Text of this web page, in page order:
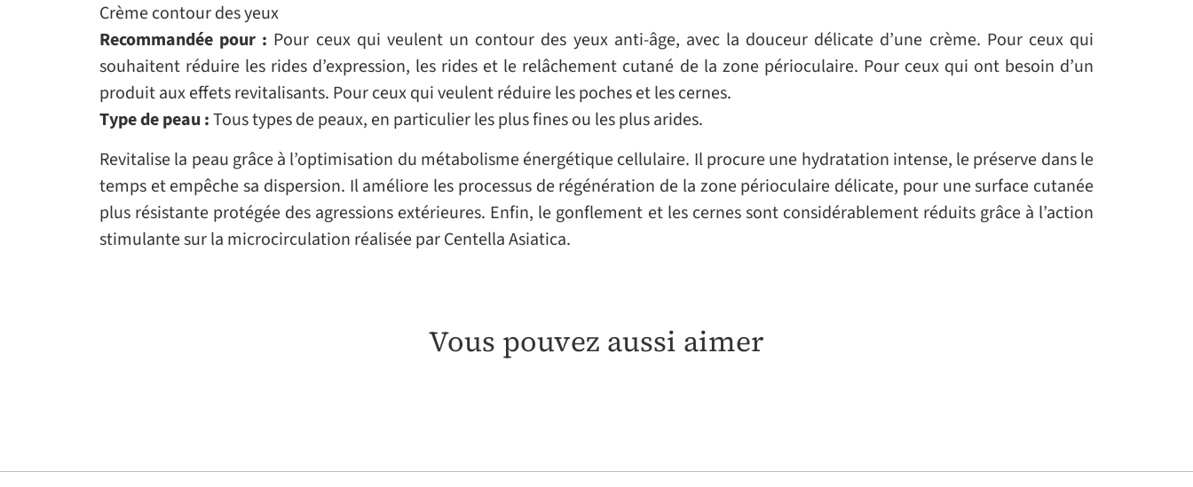
Crème contour des yeux
Recommandée pour : Pour ceux qui veulent un contour des yeux anti-âge, avec la douceur délicate d’une crème. Pour ceux qui
souhaitent réduire les rides d’expression, les rides et le relâchement cutané de la zone périoculaire. Pour ceux qui ont besoin d’un
produit aux effets revitalisants. Pour ceux qui veulent réduire les poches et les cernes.
Type de peau :Tous types de peaux, en particulier les plus fines ou les plus arides.
Revitalise la peau grâce à l’optimisation du métabolisme énergétique cellulaire. Il procure une hydratation intense, le préserve dans le
temps et empêche sa dispersion. Il améliore les processus de régénération de la zone périoculaire délicate, pour une surface cutanée
plus résistante protégée des agressions extérieures. Enfin, le gonflement et les cernes sont considérablement réduits grâce à l’action
stimulante sur la microcirculation réalisée par Centella Asiatica.
Vous pouvez aussi aimer